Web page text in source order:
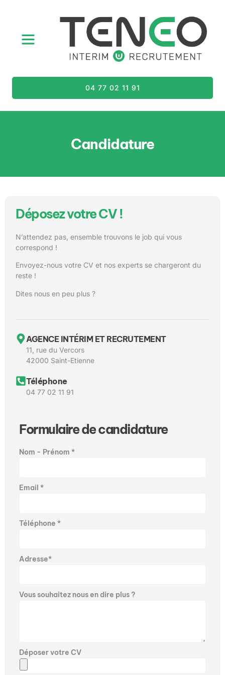
04 77 02 11 91
Candidature
Déposez votre CV !
N’attendez pas, ensemble trouvons le job qui vous
correspond !
Envoyez-nous votre CV et nos experts se chargeront du
reste !
Dites nous en peu plus ?
AGENCE INTÉRIM ET RECRUTEMENT
11, rue du Vercors
42000 Saint-Etienne
Téléphone
04 77 02 11 91
Formulaire de candidature
Nom - Prénom *
Email *
Téléphone *
Adresse*
Vous souhaitez nous en dire plus ?
Déposer votre CV